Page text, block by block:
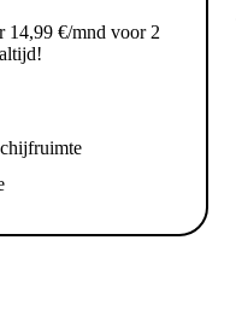
14,99 €/mnd voor 2